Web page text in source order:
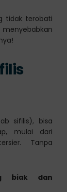
tidak terobati
sifilis), bisa
mulai dari
Tanpa
biak dan